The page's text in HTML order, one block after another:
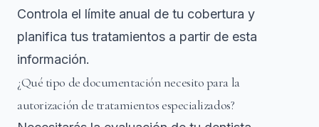
Controla el límite anual de tu cobertura y
planifica tus tratamientos a partir de esta
información.
¿Qué tipo de documentación necesito para la
autorización de tratamientos especializados?